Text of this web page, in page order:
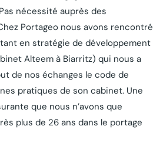
nécessité auprès des
Portageo nous avons rencontré
en stratégie de développement
Alteem à Biarritz) qui nous a
de nos échanges le code de
pratiques de son cabinet. Une
que nous n’avons que
plus de 26 ans dans le portage